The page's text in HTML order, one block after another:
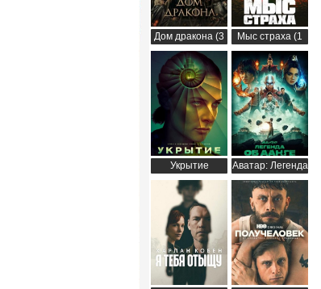
Дом дракона (3
сезон)
Мыс страха (1
сезон)
Укрытие
(Бункер) (3
сезон)
Аватар: Легенда
об Аанге (2
сезон)